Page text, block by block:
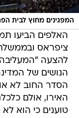
המפגינים מחוץ לבית
האלפים הביעו
ציפראס
להצעה
הנושים של
הסדר החוב לא
האירו, אולם
טוענים כי הוא